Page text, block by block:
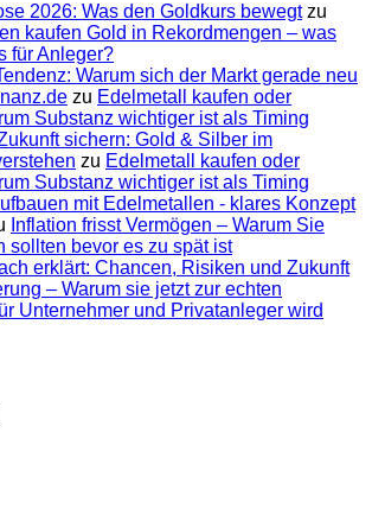
2026: Was den Goldkurs bewegtzu
kaufen Gold in Rekordmengen – was
für Anleger?
Warum sich der Markt gerade neu
zu Edelmetall kaufen oder
Substanz wichtiger ist als Timing
sichern: Gold & Silber im
zu Edelmetall kaufen oder
Substanz wichtiger ist als Timing
mit Edelmetallen - klares Konzept
Inflation frisst Vermögen – Warum Sie
sollten bevor es zu spät ist
erklärt: Chancen, Risiken und Zukunft
– Warum sie jetzt zur echten
Unternehmer und Privatanleger wird